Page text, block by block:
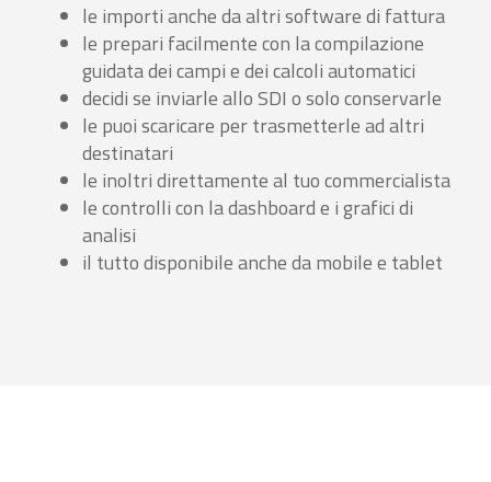
le importi anche da altri software di fattura
le prepari facilmente con la compilazione
guidata dei campi e dei calcoli automatici
decidi se inviarle allo SDI o solo conservarle
le puoi scaricare per trasmetterle ad altri
destinatari
le inoltri direttamente al tuo commercialista
le controlli con la dashboard e i grafici di
analisi
il tutto disponibile anche da mobile e tablet